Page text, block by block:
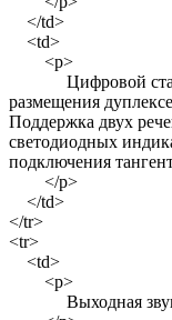
</td>
<td>
<p>
Цифровой
размещения
Поддержка двух
светодиодных
подключения
</p>
</td>
</tr>
<tr>
<td>
<p>
Выходная